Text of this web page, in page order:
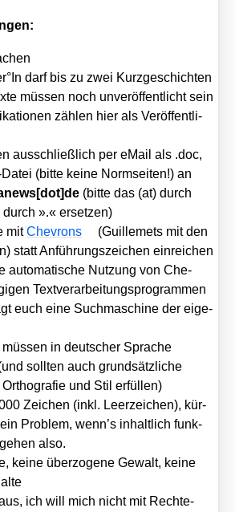
darf bis zu zwei Kurz­ge­schich­ten
müs­sen noch unver­öf­fent­licht sein
zäh­len hier als Ver­öf­fent­li­
aus­schließ­lich per eMail als .doc,
(bit­te kei­ne Norm­sei­ten!) an
(bit­te das (at) durch
».« erset­zen)
mitChe­vrons
(Guil­le­mets mit den
statt Anfüh­rungs­zei­chen ein­rei­chen
auto­ma­ti­sche Nut­zung von Che­
Text­ver­ar­bei­tungs­pro­gram­men
euch eine Such­ma­schi­ne der eige­
in deut­scher Spra­che
soll­ten auch grund­sätz­li­che
und Stil erfül­len)
Zei­chen (inkl. Leer­zei­chen), kür­
Pro­blem, wenn’s inhalt­lich funk­
also.
kei­ne über­zo­ge­ne Gewalt, kei­ne
ich will mich nicht mit Rech­te­